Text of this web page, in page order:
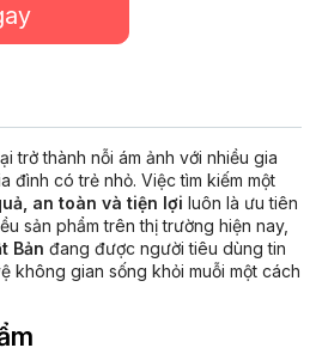
trở thành nỗi ám ảnh với nhiều gia
đình có trẻ nhỏ. Việc tìm kiếm một
an toàn và tiện lợi luôn là ưu tiên
sản phẩm trên thị trường hiện nay,
Bản đang được người tiêu dùng tin
không gian sống khỏi muỗi một cách